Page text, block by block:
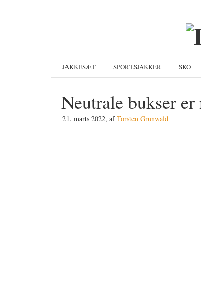
JAKKESÆT SPORTSJAKKER SKO
Neutrale bukser er
21. marts 2022, afTorsten Grunwald